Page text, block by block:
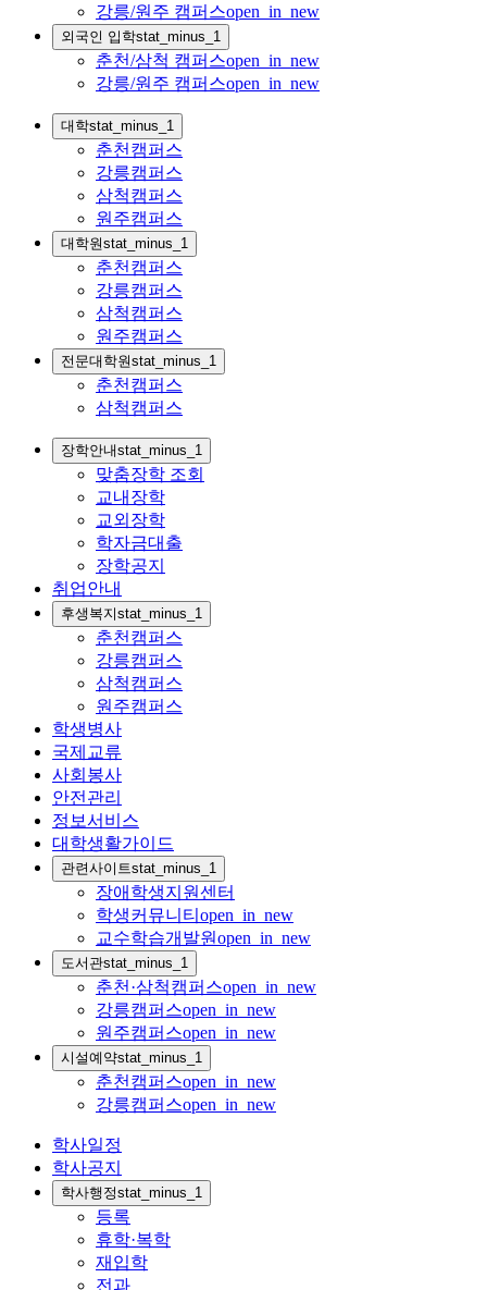
강릉/원주 캠퍼스open_in_new
외국인 입학stat_minus_1
춘천/삼척 캠퍼스open_in_new
강릉/원주 캠퍼스open_in_new
대학stat_minus_1
춘천캠퍼스
강릉캠퍼스
삼척캠퍼스
원주캠퍼스
대학원stat_minus_1
춘천캠퍼스
강릉캠퍼스
삼척캠퍼스
원주캠퍼스
전문대학원stat_minus_1
춘천캠퍼스
삼척캠퍼스
장학안내stat_minus_1
맞춤장학 조회
교내장학
교외장학
학자금대출
장학공지
취업안내
후생복지stat_minus_1
춘천캠퍼스
강릉캠퍼스
삼척캠퍼스
원주캠퍼스
학생병사
국제교류
사회봉사
안전관리
정보서비스
대학생활가이드
관련사이트stat_minus_1
장애학생지원센터
학생커뮤니티 open_in_new
교수학습개발원open_in_new
도서관stat_minus_1
춘천·삼척캠퍼스open_in_new
강릉캠퍼스open_in_new
원주캠퍼스open_in_new
시설예약stat_minus_1
춘천캠퍼스open_in_new
강릉캠퍼스open_in_new
학사일정
학사공지
학사행정stat_minus_1
등록
휴학·복학
재입학
전과